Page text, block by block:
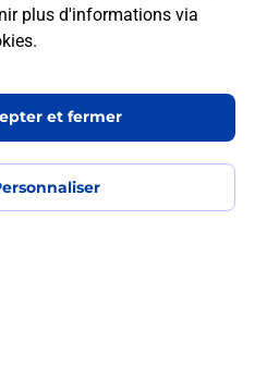
plus d'informations via
.
et fermer
de la Route